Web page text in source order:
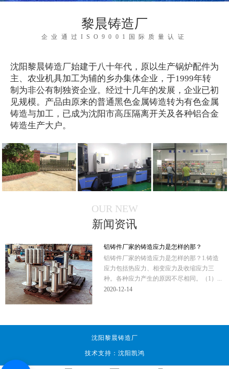
黎晨铸造厂
企业通过ISO9001国际质量认证
沈阳黎晨铸造厂始建于八十年代，原以生产锅炉配件为
主、农业机具加工为辅的乡办集体企业，于1999年转
制为非公有制独资企业。经过十几年的发展，企业已初
见规模。产品由原来的普通黑色金属铸造转为有色金属
铸造与加工，已成为沈阳市高压隔离开关及各种铝合金
铸造生产大户。
OUR NEW
新闻资讯
铝铸件厂家的铸造应力是怎样的那？
铝铸件厂家的铸造应力是怎样的那？1.铸造
应力包括热应力、相变应力及收缩应力三
种。各种应力产生的原因不尽相同。（1）...
2020-12-14
沈阳黎晨铸造厂
技术支持：沈阳凯鸿